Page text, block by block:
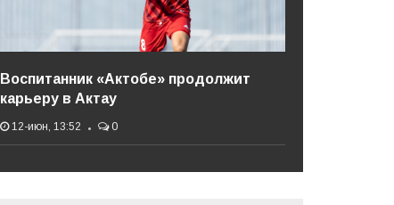
Воспитанник «Актобе» продолжит
карьеру в Актау
12-июн, 13:52 0